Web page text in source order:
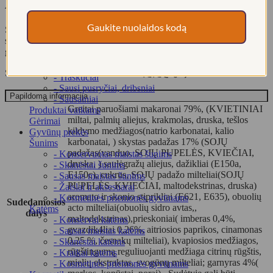
- Saldainiai
- Saldainių rinkiniai
- Guminukai
- Kiti saldumynai
- Traškučiai
- Sausi pusryčiai, dribsniai
- Sausainiai
Produktai vaikams
Gėrimai
Gyvūnų prekės
Šunims
- Konservuotas maistas šunims
- Skanėstai šunims
- Sausas maistas šunims
- Žaislai ir aksesuarai
- Kosmetinės priemonės gyvūnams
Katėms
- Konservai katėms
- Sausas maistas katėms
- Skanėstai katėms
- Kraikai katėms
- Kosmetinės priemonės gyvūnams
Aprašymas
Štai klasikiniai japoniški makaronai! Pagrindiniame vaidmenyje –
sojos padažas ir aromatinių prieskonių mišinys: imbieras,
gvazdikėliai ir cinamonas.
SKANAUS! ITADAKIMASU! いただきます!
Papildoma informacija
Sudedamosios
dalys
Greitai paruošiami makaronai 79%, (KVIETINIAI
miltai, palmių aliejus, krakmolas, druska, tešlos
kildymo medžiagos(natrio karbonatai, kalio
karbonatai, ) skystas padažas 17% (SOJŲ
padažas(vanduo, SOJŲ PUPELĖS, KVIEČIAI,
druska, ) saulėgražų aliejus, dažikliai (E150a,
E150c), cukrus, SOJŲ padažo milteliai(SOJŲ
PUPELĖS, KVIEČIAI, maltodekstrinas, druska)
aromato ir skonio stiprikliai (E621, E635), obuolių
acto milteliai(obuolių sidro avtas,,
maltodekstrinas),prieskoniai( imberas 0,4%,
gvazdik4liai 0,26%, aitriosios paprikos, cinamonas
0,25 %, česnakų milteliai), kvapiosios medžiagos,
rūgštingumą reguliuojanti medžiaga citrinų rūgštis,
mielių ekstraktas, svogūnų milteliai; garnyras 4%(
Gaukite nuolaidos kodą